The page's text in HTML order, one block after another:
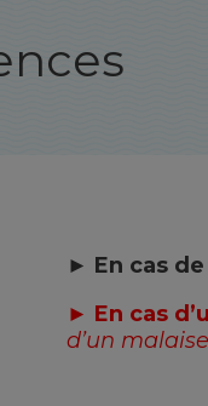
► En cas
► En cas
d’un